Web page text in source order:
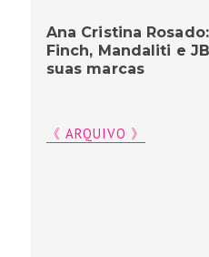
Ana Cristina
Finch, Mandaliti e
suas marcas
《 ARQUIVO 》